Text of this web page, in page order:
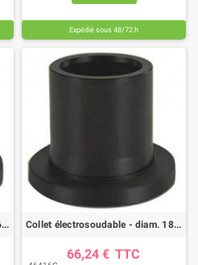
Expédié sous 48/72 h
Collet électrosoudable - diam. 160 - PE100 - PN16 Collet électrosoudable - diam. 180 - PE100 - PN16
66,24 € TTC